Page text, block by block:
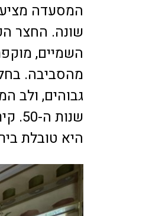
המסעדה
שונה. החצר
השמיים,
מהסביבה.
גבוהים, ולב
היא טובלת